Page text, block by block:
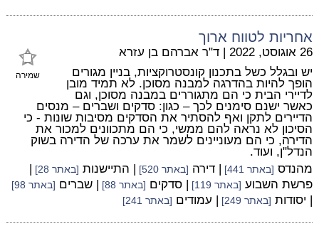
אחריות לטווח ארוך
שמירה
26 אוגוסט, 2022 | ד"ר אברהם בן עזרא
יש ובגלל כשל בתכנון קונסטרוקציות, בניין מגורים
הופך להיות בהדרגה למבנה מסוכן. לא תמיד מובן
לדיירי הבית כי הם מתגוררים במבנה מסוכן, וגם
כאשר ישנם סימנים לכך – כגון: סדקים ושברים – מנסים
הדיירים לתקן ואף להסתיר את הסדקים מסיבות שונות - כי
הסיכון לא נראה להם ממשי, כי הם מתכוונים למכור את
הדירה, כי הם מעוניינים לשמר את ערכה של הדירה בשוק
הנדל"ן, ועוד.
מהנדס [באתר 441] | דירה [באתר 520] | התיישנות [באתר 28]
|
פרשת השבוע [באתר 119] | סדקים [באתר 88] | שברים [באתר 98]
| יסודות [באתר 249] | עמודים [באתר 241]